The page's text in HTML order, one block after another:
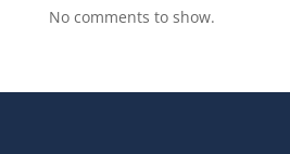
No comments to show.